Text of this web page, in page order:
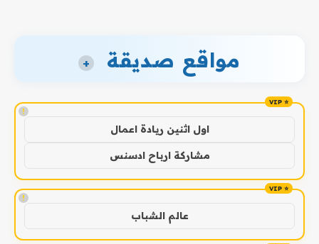
مواقع صديقة +
!
اول اثنين ريادة اعمال
مشاركة ارباح ادسنس
!
عالم الشباب